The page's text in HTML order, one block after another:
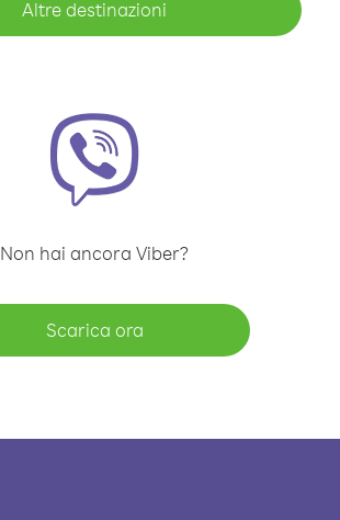
Altre destinazioni
Non hai ancora Viber?
Scarica ora